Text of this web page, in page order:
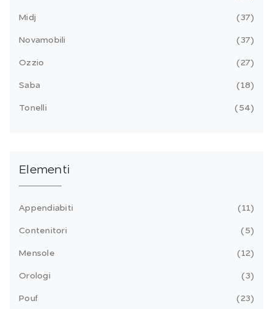
Midj 37
Novamobili 37
Ozzio 27
Saba 18
Tonelli 54
Elementi
Appendiabiti 11
Contenitori 5
Mensole 12
Orologi 3
Pouf 23